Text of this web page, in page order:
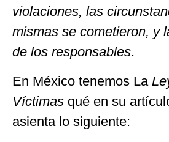
violaciones, las
mismas se cometieron, y
de los responsables.
En México tenemos La
Víctimas qué en su
asienta lo siguiente: